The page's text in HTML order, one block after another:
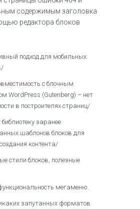
содержимым заголовка
редактора блоков
подход для мобильных
с блочным
WordPress (Gutenberg) – нет
в построителях страниц/
заранее
шаблонов блоков для
контента/
стили блоков, полезные
мегаменю.
запутанных форматов